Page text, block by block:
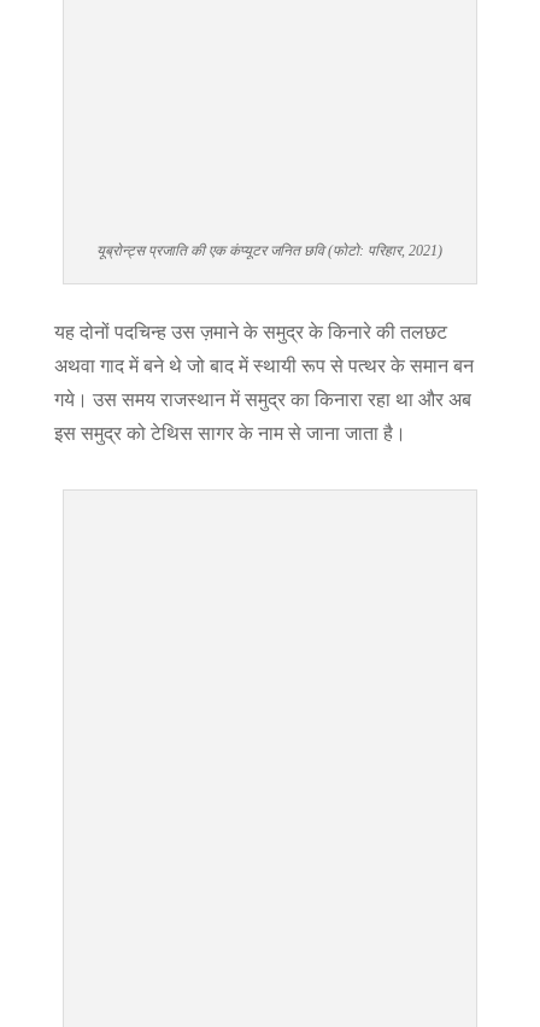
यूब्रोन्ट्स प्रजाति की एक कंप्यूटर जनित छवि (फोटो: परिहार, 2021)
यह दोनों पदचिन्ह उस ज़माने के समुद्र के किनारे की तलछट
अथवा गाद में बने थे जो बाद में स्थायी रूप से पत्थर के समान बन
गये। उस समय राजस्थान में समुद्र का किनारा रहा था और अब
इस समुद्र को टेथिस सागर के नाम से जाना जाता है।